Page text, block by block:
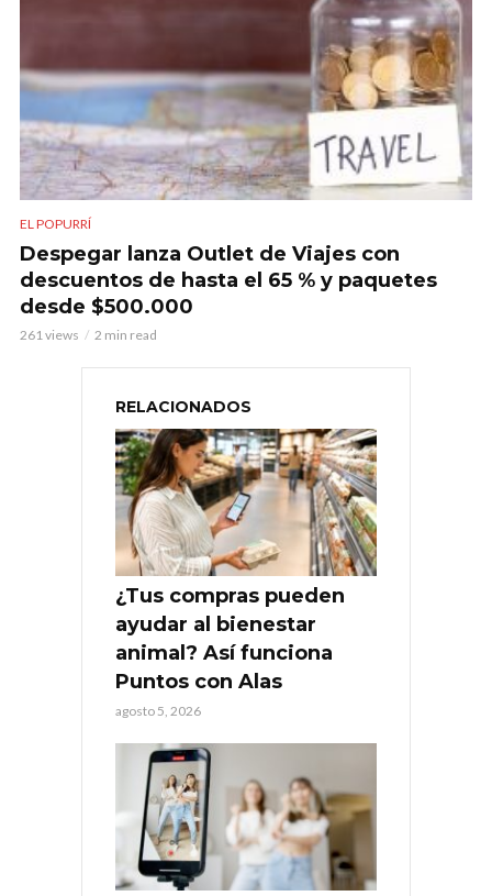
EL POPURRÍ
Despegar lanza Outlet de Viajes con
descuentos de hasta el 65 % y paquetes
desde $500.000
261 views 2 min read
RELACIONADOS
¿Tus compras pueden
ayudar al bienestar
animal? Así funciona
Puntos con Alas
agosto 5, 2026